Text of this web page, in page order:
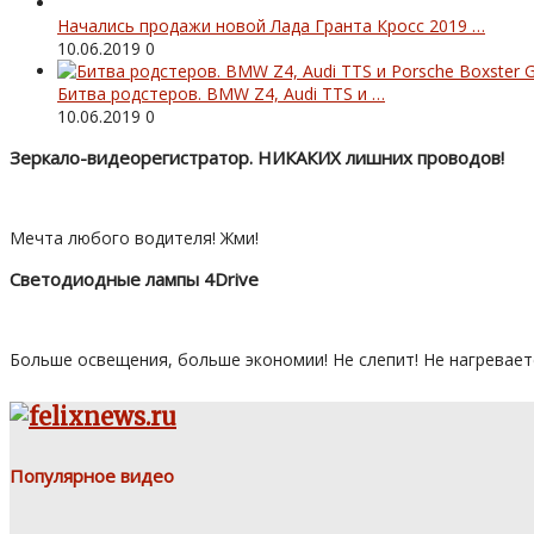
Начались продажи новой Лада Гранта Кросс 2019 …
10.06.2019 0
Битва родстеров. BMW Z4, Audi TTS и …
10.06.2019 0
Зеркало-видеорегистратор. НИКАКИХ лишних проводов!
Мечта любого водителя! Жми!
Светодиодные лампы 4Drive
Больше освещения, больше экономии! Не слепит! Не
Популярное видео